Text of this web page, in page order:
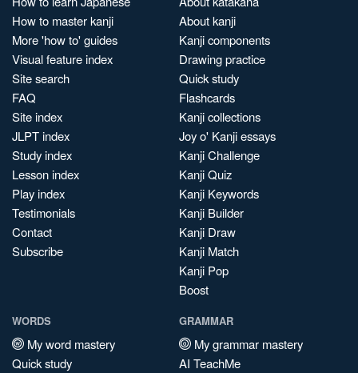
How to master kanji
More 'how to' guides
Visual feature index
Site search
FAQ
Site index
JLPT index
Study index
Lesson index
Play index
Testimonials
Contact
Subscribe
About kanji
Kanji components
Drawing practice
Quick study
Flashcards
Kanji collections
Joy o' Kanji essays
Kanji Challenge
Kanji Quiz
Kanji Keywords
Kanji Builder
Kanji Draw
Kanji Match
Kanji Pop
Boost
WORDS
My word mastery
Quick study
GRAMMAR
My grammar mastery
AI TeachMe